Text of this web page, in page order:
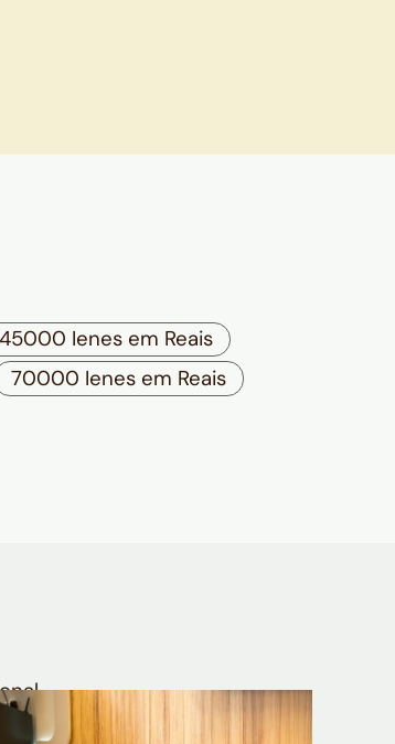
45000 Ienes em Reais
70000 Ienes em Reais